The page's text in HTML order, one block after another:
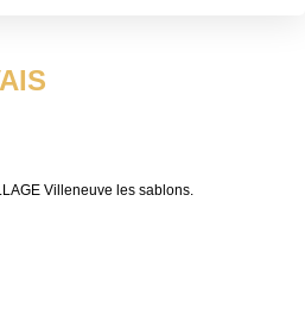
Villeneuve les sablons.